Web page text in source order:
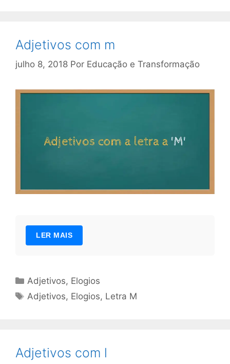
Adjetivos com m
julho 8, 2018 Por Educação e Transformação
LER MAIS
Categorias
Adjetivos, Elogios
Tags
Adjetivos, Elogios, Letra M
Adjetivos com l